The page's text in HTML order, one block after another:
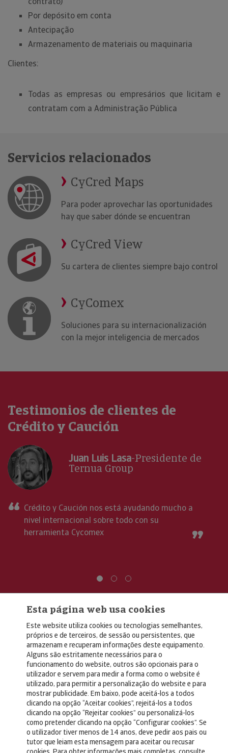
Por depósito em conta
Antecipação
Armazenamento de materiais ou maquinaria
Clientes:
Todas as empresas ou empresários que licitam e
contratam com a Administração Pública
Servicios relacionados
CyCred Maps
Para poder aprovechar las oportunidades
hay que saber dónde se encuentran
CyCred View
Su cartera de clientes siempre bajo control
CyComex
Soluciones para su internacionalización
con la mejor inteligencia de mercados
Testimonios de clientes de
Crédito y Caución
Juan Luis Lasa-Presidente de
Ternua Group
Crédito y Caución nos está ayudando mucho a
nivel internacional sobre todo con su
herramienta Cycomex
© Copyright 2026, Crédito y Caución
Aviso Legal
Política de Privacidad
RGPD
Política de Cookies
Esta página web usa cookies
Este website utiliza cookies ou tecnologias semelhantes,
próprios e de terceiros, de sessão ou persistentes, que
armazenam e recuperam informações deste equipamento.
Alguns são estritamente necessários para o
funcionamento do website, outros são opcionais para o
utilizador e servem para medir a forma como o website é
utilizado, para permitir a personalização do website e para
mostrar publicidade. Em baixo, pode aceitá-los a todos
clicando na opção “Aceitar cookies”, rejeitá-los a todos
clicando na opção “Rejeitar cookies” ou personalizá-los
como pretender clicando na opção “Configurar cookies”. Se
o utilizador tiver menos de 14 anos, deve pedir aos pais ou
tutor que leiam esta mensagem para aceitar ou recusar